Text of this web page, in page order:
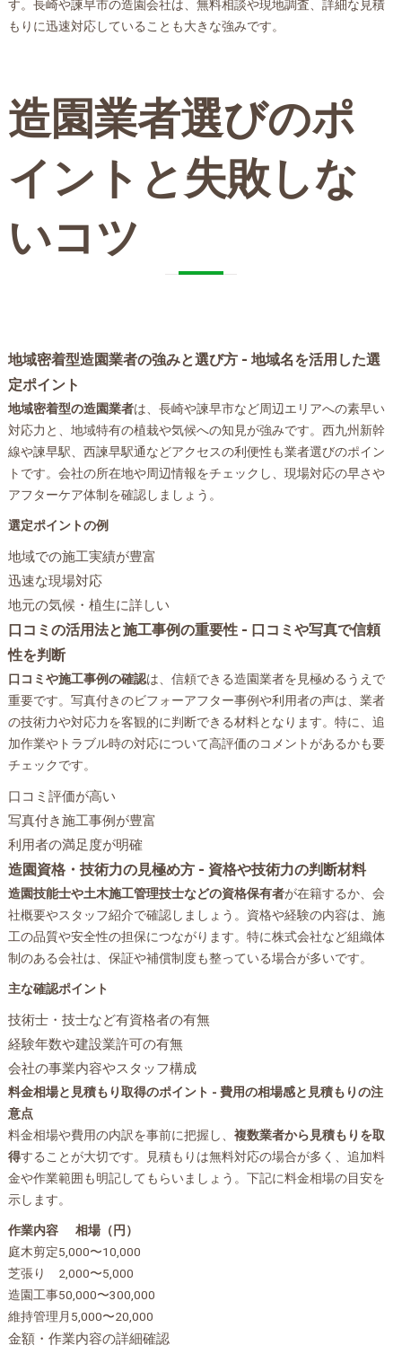
す。長崎や諫早市の造園会社は、無料相談や現地調査、詳細な見積
もりに迅速対応していることも大きな強みです。
造園業者選びのポ
イントと失敗しな
いコツ
地域密着型造園業者の強みと選び方 - 地域名を活用した選
定ポイント
地域密着型の造園業者は、長崎や諫早市など周辺エリアへの素早い
対応力と、地域特有の植栽や気候への知見が強みです。西九州新幹
線や諫早駅、西諫早駅通などアクセスの利便性も業者選びのポイン
トです。会社の所在地や周辺情報をチェックし、現場対応の早さや
アフターケア体制を確認しましょう。
選定ポイントの例
地域での施工実績が豊富
迅速な現場対応
地元の気候・植生に詳しい
口コミの活用法と施工事例の重要性 - 口コミや写真で信頼
性を判断
口コミや施工事例の確認は、信頼できる造園業者を見極めるうえで
重要です。写真付きのビフォーアフター事例や利用者の声は、業者
の技術力や対応力を客観的に判断できる材料となります。特に、追
加作業やトラブル時の対応について高評価のコメントがあるかも要
チェックです。
口コミ評価が高い
写真付き施工事例が豊富
利用者の満足度が明確
造園資格・技術力の見極め方 - 資格や技術力の判断材料
造園技能士や土木施工管理技士などの資格保有者が在籍するか、会
社概要やスタッフ紹介で確認しましょう。資格や経験の内容は、施
工の品質や安全性の担保につながります。特に株式会社など組織体
制のある会社は、保証や補償制度も整っている場合が多いです。
主な確認ポイント
技術士・技士など有資格者の有無
経験年数や建設業許可の有無
会社の事業内容やスタッフ構成
料金相場と見積もり取得のポイント - 費用の相場感と見積もりの注
意点
料金相場や費用の内訳を事前に把握し、 複数業者から見積もりを取
得することが大切です。見積もりは無料対応の場合が多く、追加料
金や作業範囲も明記してもらいましょう。下記に料金相場の目安を
示します。
作業内容
相場（円）
庭木剪定5,000〜10,000
芝張り
2,000〜5,000
造園工事50,000〜300,000
維持管理月5,000〜20,000
金額・作業内容の詳細確認